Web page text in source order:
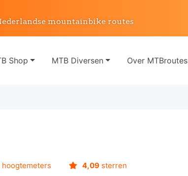
mountainbike routes
Shop MTB Diversen Over MTBroutes
hoogtemeters 4,09 sterren